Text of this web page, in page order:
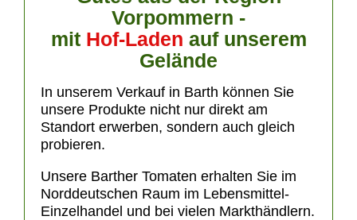
Vorpommern -
mit Hof-Laden auf unserem
Gelände
In unserem Verkauf in Barth können Sie
unsere Produkte nicht nur direkt am
Standort erwerben, sondern auch gleich
probieren.
Unsere Barther Tomaten erhalten Sie im
Norddeutschen Raum im Lebensmittel-
Einzelhandel und bei vielen Markthändlern.